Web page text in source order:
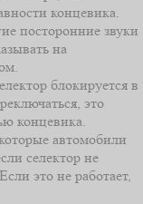
концевика.
посторонние звуки
на
блокируется в
это
концевика.
автомобили
селектор не
это не работает,